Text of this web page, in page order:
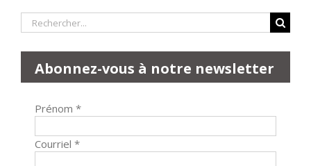
Rechercher:
Abonnez-vous à notre newsletter
Prénom *
Courriel *